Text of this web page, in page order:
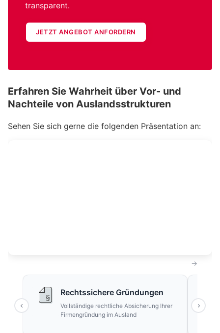
transparent.
JETZT ANGEBOT ANFORDERN
Erfahren Sie Wahrheit über Vor- und
Nachteile von Auslandsstrukturen
Sehen Sie sich gerne die folgenden Präsentation an:
Rechtssichere Gründungen
Vollständige rechtliche Absicherung Ihrer
Firmengründung im Ausland